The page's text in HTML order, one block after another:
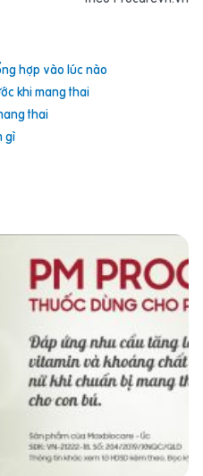
hợp vào lúc nào
khi mang thai
thai
gì